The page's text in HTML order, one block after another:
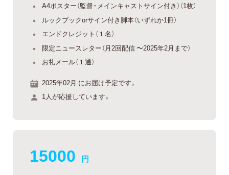
A4ポスター（監督・メインキャストサイン付き）（1枚）
ルックブックorサイン付き脚本（いずれか1冊）
エンドクレジット（１名）
限定ニュースレター（月2回配信 〜2025年2月まで）
お礼メール（１通）
2025年02月 にお届け予定です。
1人が応援しています。
15000 円